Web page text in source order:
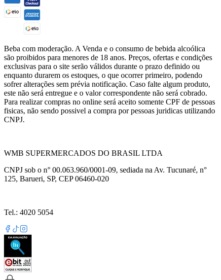
Beba com moderação. A Venda e o consumo de bebida alcoólica
são proibidos para menores de 18 anos. Preços, ofertas e condições
exclusivas para o site serão válidos durante o prazo definido ou
enquanto durarem os estoques, o que ocorrer primeiro, podendo
sofrer alterações sem prévia notificação. Caso falte algum produto,
este não será entregue e o valor correspondente não será cobrado.
Para realizar compras no online será aceito somente CPF de pessoas
fisicas, não sendo possivel a compra por pessoas juridicas utilizando
CNPJ.
WMB SUPERMERCADOS DO BRASIL LTDA
CNPJ sob o n° 00.063.960/0001-09, sediada na Av. Tucunaré, n°
125, Barueri, SP, CEP 06460-020
Tel.: 4020 5054